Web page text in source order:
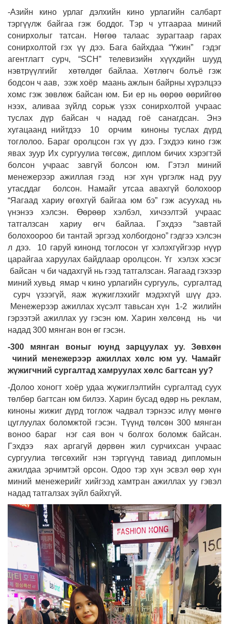
-Азийн кино урлаг дэлхийн кино урлагийн салбарт
тэргүүлж байгаа гэж боддог. Тэр ч утгаараа миний
сонирхолыг татсан. Нөгөө талаас зурагтаар гарах
сонирхолтой гэх үү дээ. Бага байхдаа “Үжин” гэдэг
агентлагт сурч, “SCH” телевизийн хүүхдийн шууд
нэвтрүүлгийг хөтөлдөг байлаа. Хөтлөгч болъё гэж
бодсон ч аав, ээж хоёр маань ажлын байрны хүрэлцээ
хомс гэж зөвлөж байсан юм. Би ер нь өөрөө өөрийгөө
нээх, аливаа зүйлд сорьж үзэх сонирхолтой учраас
туслах дүр байсан ч надад гоё санагдсан. Энэ
хугацаанд нийтдээ 10 орчим киноны туслах дүрд
тоглолоо. Бараг оролцсон гэх үү дээ. Гэхдээ кино гэж
явах зуур Их сургуулиа төгсөж, диплом бичих хэрэгтэй
болсон учраас завгүй болсон юм. Гэтэл миний
менежерээр ажиллая гээд нэг хүн үргэлж над руу
утасддаг болсон. Намайг утсаа авахгүй болохоор
“Яагаад хариу өгөхгүй байгаа юм бэ” гэж асуухад нь
үнэнээ хэлсэн. Өөрөөр хэлбэл, хичээлтэй учраас
татгалзсан хариу өгч байлаа. Гэхдээ “завтай
болохоороо би тантай эргээд холбогдоно” гэдгээ хэлсэн
л дээ. 10 гаруй кинонд тоглосон үг хэлэхгүйгээр нүүр
царайгаа харуулах байдлаар оролцсон. Үг хэлэх хэсэг
байсан ч би чадахгүй нь гээд татгалзсан. Яагаад гэхээр
миний хувьд ямар ч кино урлагийн сургууль, сургалтад
сурч үзээгүй, яаж жүжиглэхийг мэдэхгүй шүү дээ.
Менежерээр ажиллах хүсэлт тавьсан хүн 1-2 жилийн
гэрээтэй ажиллах уу гэсэн юм. Харин хөлсөнд нь чи
надад 300 мянган вон өг гэсэн.
-300 мянган воныг юунд зарцуулах уу. Зөвхөн
чиний менежерээр ажиллах хөлс юм уу. Чамайг
жүжигчний сургалтад хамруулах хөлс багтсан уу?
-Долоо хоногт хоёр удаа жүжиглэлтийн сургалтад суух
төлбөр багтсан юм билээ. Харин бусад өдөр нь реклам,
киноны жижиг дүрд тоглож чадвал тэрнээс илүү мөнгө
цуглуулах боломжтой гэсэн. Түүнд төлсөн 300 мянган
воноо бараг нэг сая вон ч болгох боломж байсан.
Гэхдээ яах аргагүй дөрвөн жил сурчихсан учраас
сургуулиа төгсөхийг нэн тэргүүнд тавиад дипломын
ажилдаа эрчимтэй орсон. Одоо тэр хүн эсвэл өөр хүн
миний менежерийг хийгээд хамтран ажиллах уу гэвэл
надад татгалзах зүйл байхгүй.